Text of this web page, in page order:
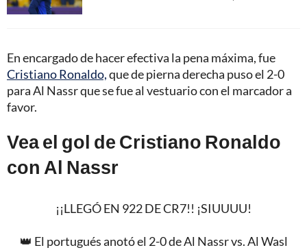
En encargado de hacer efectiva la pena máxima, fue
Cristiano Ronaldo,que de pierna derecha puso el 2-0
para Al Nassr que se fue al vestuario con el marcador a
favor.
Vea el gol de Cristiano Ronaldo
con Al Nassr
¡¡LLEGÓ EN 922 DE CR7!! ¡SIUUUU!
👑 El portugués anotó el 2-0 de Al Nassr vs. Al Wasl